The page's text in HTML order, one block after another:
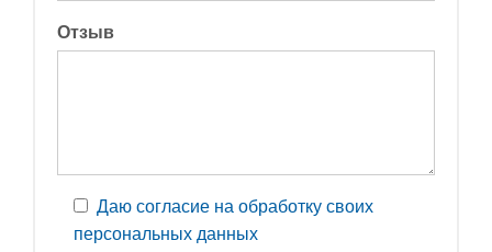
Отзыв
Даю согласие на обработку своих
персональных данных